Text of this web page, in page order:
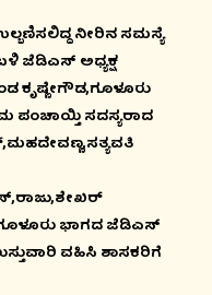
ನೀರಿನ ಸಮಸ್ಯೆ
ಜೆಡಿಎಸ್ ಅಧ್ಯಕ್ಷ
ಕೃಷ್ಣೇಗೌಡ,ಗೂಳೂರು
ಪಂಚಾಯ್ತಿ ಸದಸ್ಯರಾದ
ಭಾಗದ ಜೆಡಿಎಸ್
ವಹಿಸಿ ಶಾಸಕರಿಗೆ